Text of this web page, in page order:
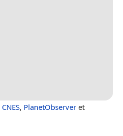
CNES, PlanetObserver et